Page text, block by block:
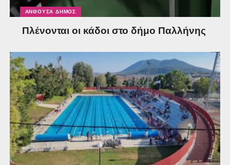
ΑΝΘΟΎΣΑ ΔΉΜΟΣ
Πλένονται οι κάδοι στο δήμο Παλλήνης